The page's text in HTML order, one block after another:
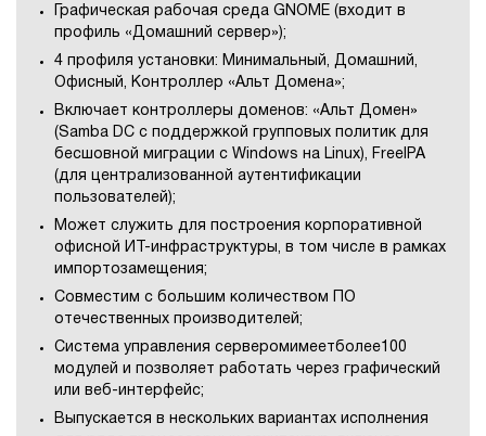
Графическая рабочая среда GNOME (входит в
профиль «Домашний сервер»);
4 профиля установки: Минимальный, Домашний,
Офисный, Контроллер «Альт Домена»;
Включает контроллеры доменов: «Альт Домен»
(Samba DC c поддержкой групповых политик для
бесшовной миграции с Windows на Linux), FreeIPA
(для централизованной аутентификации
пользователей);
Может служить для построения корпоративной
офисной ИТ-инфраструктуры, в том числе в рамках
импортозамещения;
Совместим с большим количеством ПО
отечественных производителей;
Система управления серверомимеетболее100
модулей и позволяет работать через графический
или веб-интерфейс;
Выпускается в нескольких вариантах исполнения